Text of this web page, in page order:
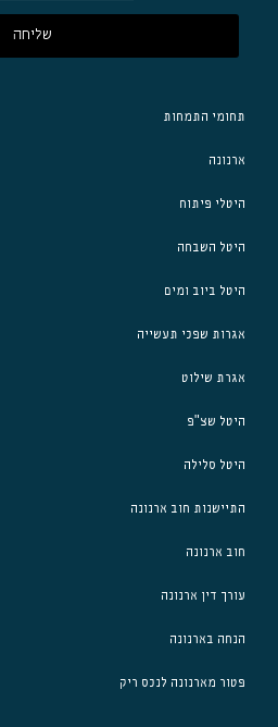
שליחה
תחומי התמחות
ארנונה
היטלי פיתוח
היטל השבחה
היטל ביוב ומים
אגרות שפכי תעשייה
אגרת שילוט
היטל שצ"פ
היטל סלילה
התיישנות חוב ארנונה
חוב ארנונה
עורך דין ארנונה
הנחה בארנונה
פטור מארנונה לנכס ריק